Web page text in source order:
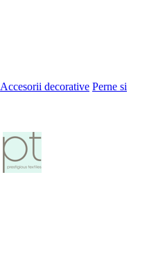
Accesorii decorative Perne si